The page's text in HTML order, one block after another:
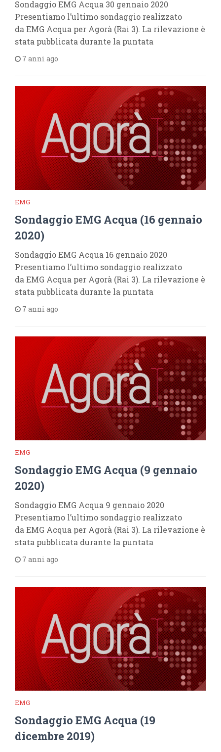
Sondaggio EMG Acqua 30 gennaio 2020
Presentiamo l’ultimo sondaggio realizzato
da EMG Acqua per Agorà (Rai 3). La rilevazione è
stata pubblicata durante la puntata
7 anni ago
EMG
Sondaggio EMG Acqua (16 gennaio
2020)
Sondaggio EMG Acqua 16 gennaio 2020
Presentiamo l’ultimo sondaggio realizzato
da EMG Acqua per Agorà (Rai 3). La rilevazione è
stata pubblicata durante la puntata
7 anni ago
EMG
Sondaggio EMG Acqua (9 gennaio
2020)
Sondaggio EMG Acqua 9 gennaio 2020
Presentiamo l’ultimo sondaggio realizzato
da EMG Acqua per Agorà (Rai 3). La rilevazione è
stata pubblicata durante la puntata
7 anni ago
EMG
Sondaggio EMG Acqua (19
dicembre 2019)